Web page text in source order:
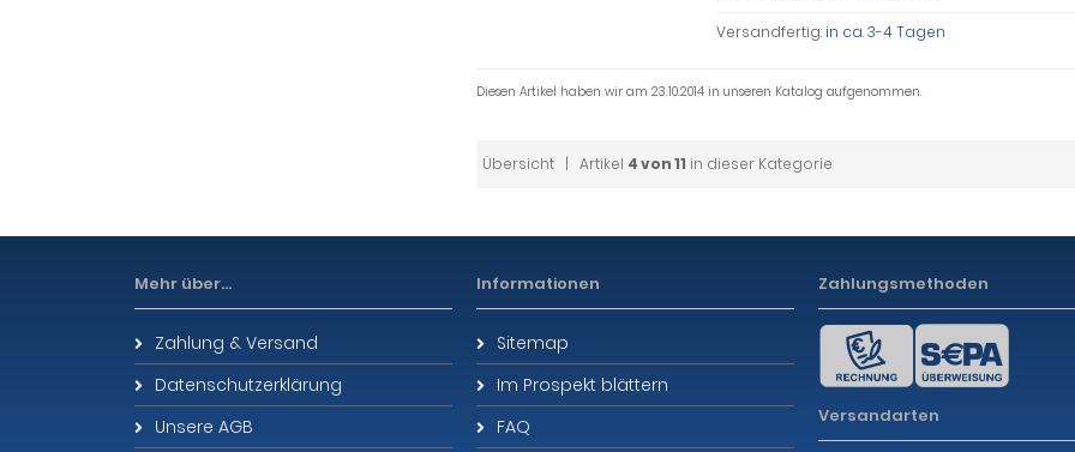
Versandfertig:in ca. 3-4 Tagen
Diesen Artikel haben wir am 23.10.2014 in unseren Katalog aufgenommen.
Übersicht | Artikel 4 von 11 in dieser Kategorie
Mehr über...
Zahlung & Versand
Datenschutzerklärung
Unsere AGB
Informationen
Sitemap
Im Prospekt blättern
FAQ
Zahlungsmethoden
Versandarten